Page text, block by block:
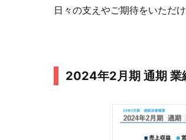
日々の支えやご期待をいただ
2024年2月期 通期 業